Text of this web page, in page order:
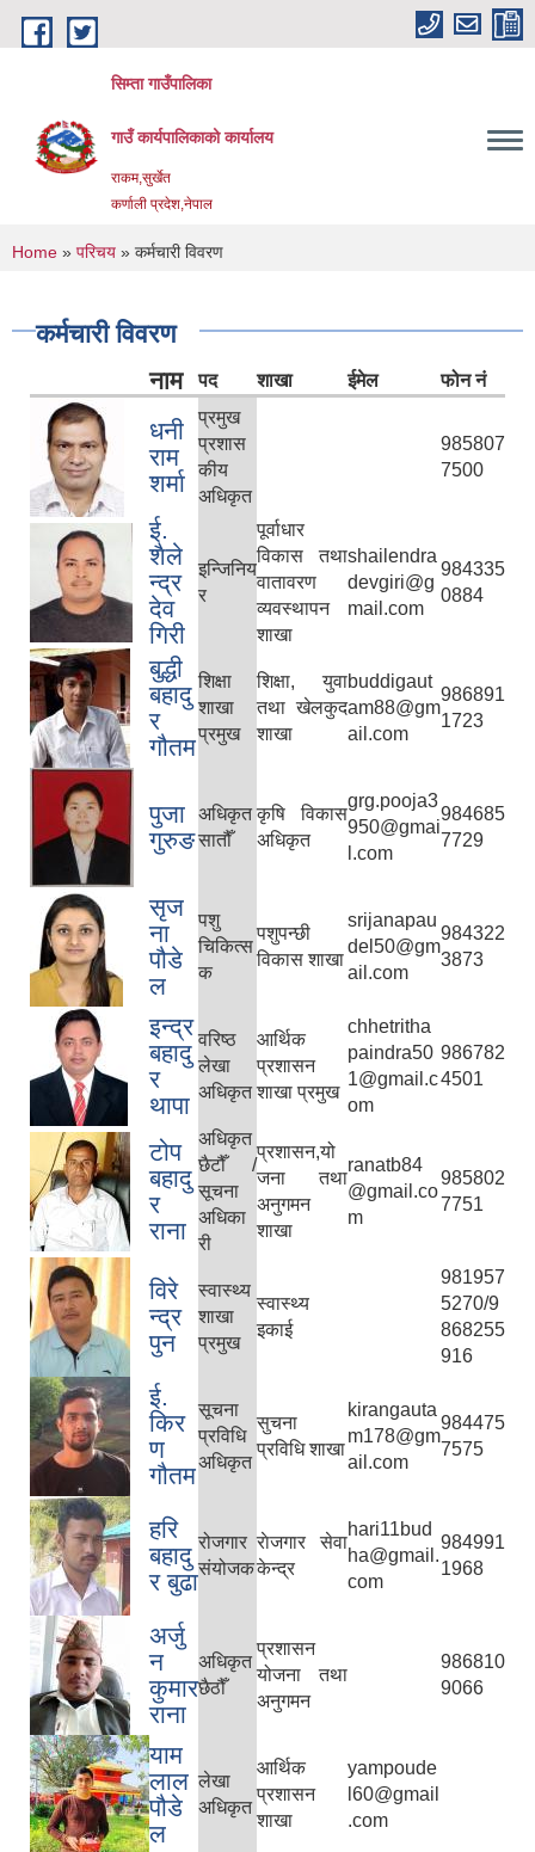
Skip to main content
सिम्ता गाउँपालिका
गाउँ कार्यपालिकाको कार्यालय
राकम,सुर्खेत
कर्णाली प्रदेश,नेपाल
You are here
Home » परिचय » कर्मचारी विवरण
कर्मचारी विवरण
नाम पद शाखा ईमेल फोन नं
धनी
राम
शर्मा
प्रमुख
प्रशास
कीय
अधिकृत
985807
7500
ई.
शैले
न्द्र
देव
गिरी
इन्जिनिय
र
पूर्वाधार
विकास तथा
वातावरण
व्यवस्थापन
शाखा
shailendra
devgiri@g
mail.com
984335
0884
बुद्धी
बहादु
र
गौतम
शिक्षा
शाखा
प्रमुख
शिक्षा, युवा
तथा खेलकुद
शाखा
buddigaut
am88@gm
ail.com
986891
1723
पुजा
गुरुङ
अधिकृत
सातौँ
कृषि विकास
अधिकृत
grg.pooja3
950@gmai
l.com
984685
7729
सृज
ना
पौडे
ल
पशु
चिकित्स
क
पशुपन्छी
विकास शाखा
srijanapau
del50@gm
ail.com
984322
3873
इन्द्र
बहादु
र
थापा
वरिष्ठ
लेखा
अधिकृत
आर्थिक
प्रशासन
शाखा प्रमुख
chhetritha
paindra50
1@gmail.c
om
986782
4501
टोप
बहादु
र
राना
अधिकृत
छैटौँ /
सूचना
अधिका
री
प्रशासन,यो
जना तथा
अनुगमन
शाखा
ranatb84
@gmail.co
m
985802
7751
विरे
न्द्र
पुन
स्वास्थ्य
शाखा
प्रमुख
स्वास्थ्य
इकाई
981957
5270/9
868255
916
ई.
किर
ण
गौतम
सूचना
प्रविधि
अधिकृत
सुचना
प्रविधि शाखा
kirangauta
m178@gm
ail.com
984475
7575
हरि
बहादु
र बुढा
रोजगार
संयोजक
राेजगार सेवा
केन्द्र
hari11bud
ha@gmail.
com
984991
1968
अर्जु
न
कुमार
राना
अधिकृत
छैठौँ
प्रशासन
योजना तथा
अनुगमन
986810
9066
याम
लाल
पौडे
ल
लेखा
अधिकृत
आर्थिक
प्रशासन
शाखा
yampoude
l60@gmail
.com